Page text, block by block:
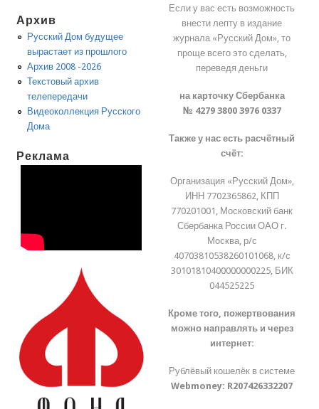
Архив
Русский Дом будущее
вырастает из прошлого
Архив 2008 -2026
Текстовый архив
телепередачи
Видеоколлекция Русского
Дома
Реклама
Если у вас есть возможность
внести лепту в издание
журнала «Русский Дом», то
проще всего это сделать,
переведя деньги
на карточку Сбербанка
№ 4279 3800 3976 0337
Также у нас есть расчётный
счёт:
Организация «Русский Дом»,
ИНН 7702365862, КПП
770201001, Московский банк
Сбербанка России ОАО г.
Москва, р/с
40703810538260101068, к/с
30101810400000000225, БИК
044525225
Кроме того, пожертвования
можно направлять и через
интернет:
Рублёвый кошелёк в системе
Webmoney: R207426332207